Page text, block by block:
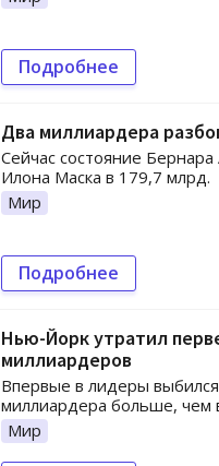
Подробнее
Два миллиардера
Сейчас состояние
Илона Маска в 179,7 млрд.
Мир
Подробнее
Нью-Йорк утратил
миллиардеров
Впервые в лидеры
миллиардера больше, чем
Мир